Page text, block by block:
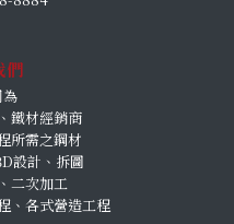
們
鐵材經銷商
所需之鋼材
設計、拆圖
二次加工
、各式營造工程